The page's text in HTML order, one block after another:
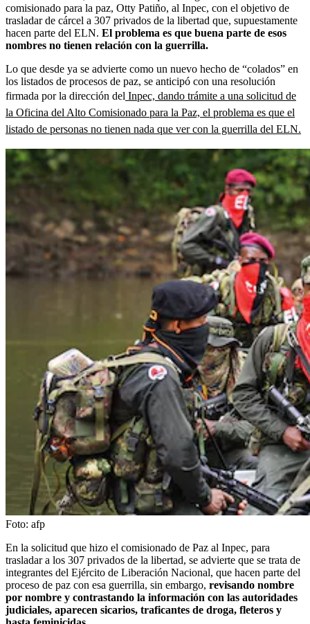
comisionado para la paz, Otty Patiño, al Inpec, con el objetivo de
trasladar de cárcel a 307 privados de la libertad que, supuestamente
hacen parte del ELN. El problema es que buena parte de esos
nombres no tienen relación con la guerrilla.
Lo que desde ya se advierte como un nuevo hecho de “colados” en
los listados de procesos de paz, se anticipó con una resolución
firmada por la dirección del Inpec, dando trámite a una solicitud de
la Oficina del Alto Comisionado para la Paz, el problema es que el
listado de personas no tienen nada que ver con la guerrilla del ELN.
Foto: afp
En la solicitud que hizo el comisionado de Paz al Inpec, para
trasladar a los 307 privados de la libertad, se advierte que se trata de
integrantes del Ejército de Liberación Nacional, que hacen parte del
proceso de paz con esa guerrilla, sin embargo, revisando nombre
por nombre y contrastando la información con las autoridades
judiciales, aparecen sicarios, traficantes de droga, fleteros y